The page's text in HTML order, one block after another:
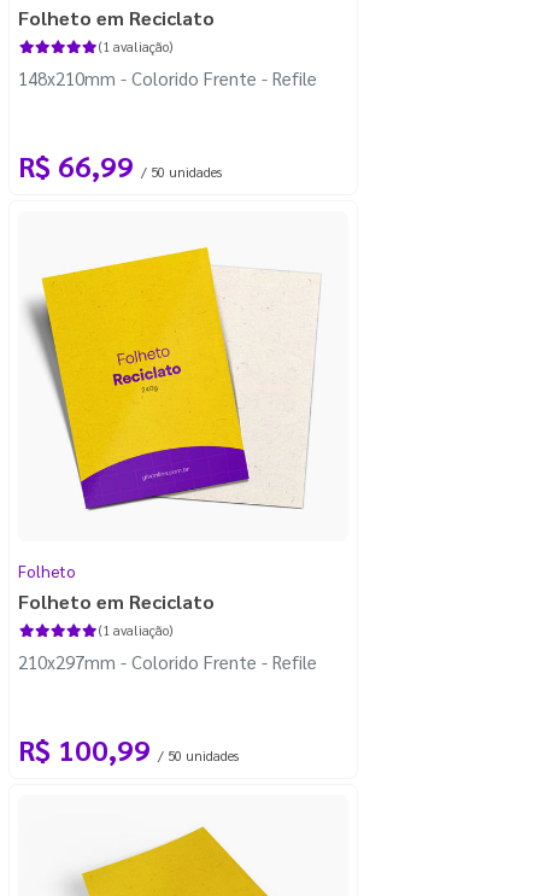
Folheto em Reciclato
(1 avaliação)
148x210mm - Colorido Frente - Refile
R$ 66,99 / 50 unidades
Folheto
Folheto em Reciclato
(1 avaliação)
210x297mm - Colorido Frente - Refile
R$ 100,99 / 50 unidades